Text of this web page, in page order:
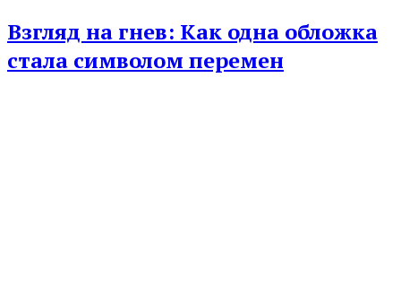
Взгляд на гнев: Как одна обложка
стала символом перемен